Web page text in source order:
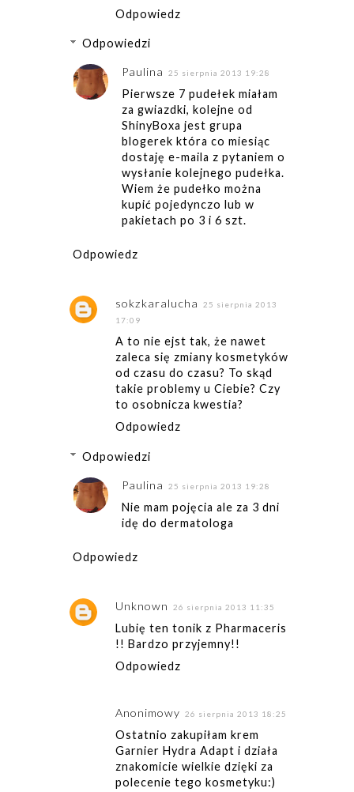
Odpowiedz
Odpowiedzi
Paulina 25 sierpnia 2013 19:28
Pierwsze 7 pudełek miałam
za gwiazdki, kolejne od
ShinyBoxa jest grupa
blogerek która co miesiąc
dostaję e-maila z pytaniem o
wysłanie kolejnego pudełka.
Wiem że pudełko można
kupić pojedynczo lub w
pakietach po 3 i 6 szt.
Odpowiedz
sokzkaralucha
25 sierpnia 2013
17:09
A to nie ejst tak, że nawet
zaleca się zmiany kosmetyków
od czasu do czasu? To skąd
takie problemy u Ciebie? Czy
to osobnicza kwestia?
Odpowiedz
Odpowiedzi
Paulina 25 sierpnia 2013 19:28
Nie mam pojęcia ale za 3 dni
idę do dermatologa
Odpowiedz
Unknown 26 sierpnia 2013 11:35
Lubię ten tonik z Pharmaceris
!! Bardzo przyjemny!!
Odpowiedz
Anonimowy 26 sierpnia 2013 18:25
Ostatnio zakupiłam krem
Garnier Hydra Adapt i działa
znakomicie wielkie dzięki za
polecenie tego kosmetyku:)